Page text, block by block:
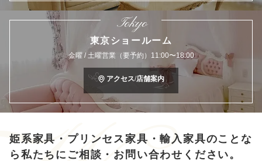
Tokyo
東京ショールーム
金曜 / 土曜営業（要予約）11:00〜18:00
アクセス/店舗案内
姫系家具・プリンセス家具・輸入家具のことな
ら 私たちにご相談・お問い合わせください。